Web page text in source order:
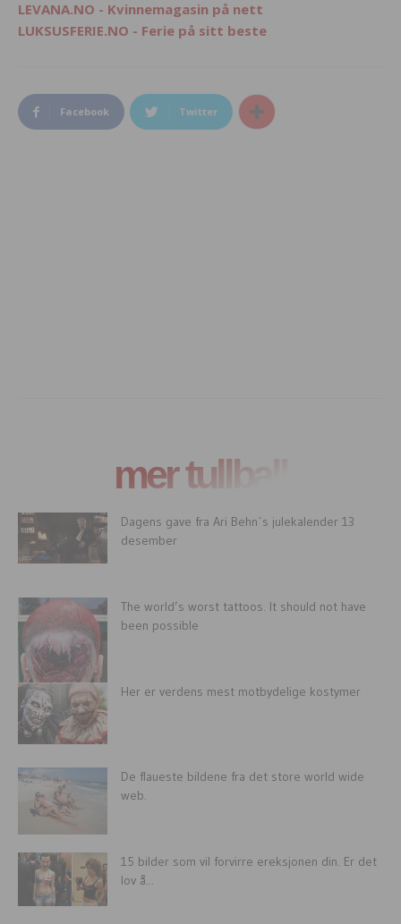
LEVANA.NO - Kvinnemagasin på nett
LUKSUSFERIE.NO - Ferie på sitt beste
Facebook Twitter
mer tullball
Dagens gave fra Ari Behn`s julekalender 13
desember
The world’s worst tattoos. It should not have
been possible
Her er verdens mest motbydelige kostymer
De flaueste bildene fra det store world wide
web.
15 bilder som vil forvirre ereksjonen din. Er det
lov å...